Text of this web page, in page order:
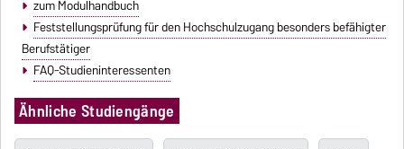
zum Modulhandbuch
Feststellungsprüfung für den Hochschulzugang besonders befähigter
Berufstätiger
FAQ-Studieninteressenten
Ähnliche Studiengänge